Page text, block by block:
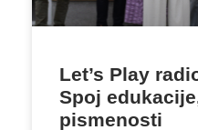
Let’s Play
Spoj
pismenosti